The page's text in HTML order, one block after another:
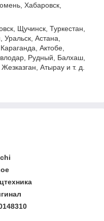
Хабаровск,
Щучинск, Туркестан,
Астана,
Актобе,
Рудный, Балхаш,
Атырау и т. д.